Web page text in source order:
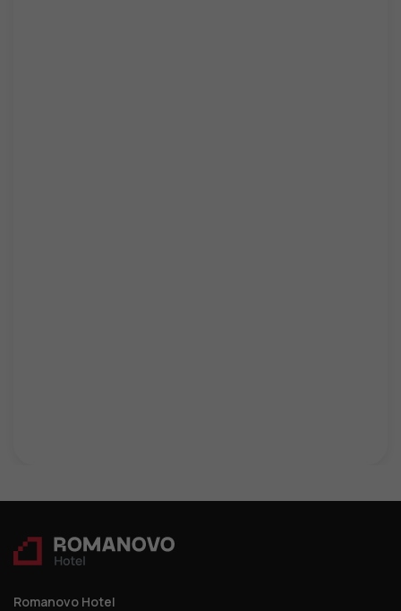
Romanovo Hotel